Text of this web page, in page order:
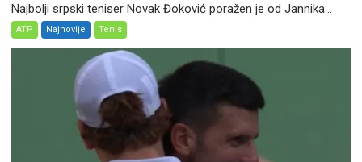
Najbolji srpski teniser Novak Đoković poražen je od Jannika...
ATP Najnovije Tenis